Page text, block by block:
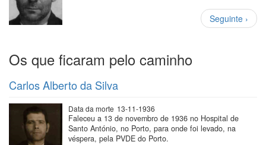
Paginação
Próxima
página
Seguinte ›
Os que ficaram pelo caminho
Carlos Alberto da Silva
Data da morte 13-11-1936
Faleceu a 13 de novembro de 1936 no Hospital de
Santo António, no Porto, para onde foi levado, na
véspera, pela PVDE do Porto.